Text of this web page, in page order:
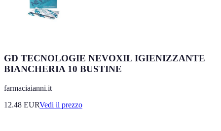
GD TECNOLOGIE NEVOXIL IGIENIZZANTE
BIANCHERIA 10 BUSTINE
farmaciaianni.it
12.48 EURVedi il prezzo